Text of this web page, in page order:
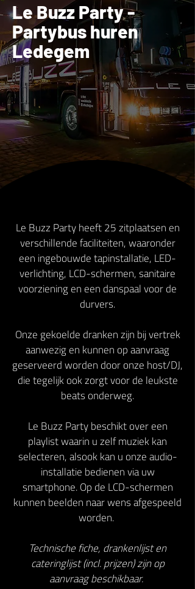
Le Buzz Party -
Partybus huren
Ledegem
Le Buzz Party heeft 25 zitplaatsen en
verschillende faciliteiten, waaronder
een ingebouwde tapinstallatie, LED-
verlichting, LCD-schermen, sanitaire
voorziening en een danspaal voor de
durvers.
Onze gekoelde dranken zijn bij vertrek
aanwezig en kunnen op aanvraag
geserveerd worden door onze host/DJ,
die tegelijk ook zorgt voor de leukste
beats onderweg.
Le Buzz Party beschikt over een
playlist waarin u zelf muziek kan
selecteren, alsook kan u onze audio-
installatie bedienen via uw
smartphone. Op de LCD-schermen
kunnen beelden naar wens afgespeeld
worden.
Technische fiche, drankenlijst en
cateringlijst (incl. prijzen) zijn op
aanvraag beschikbaar.